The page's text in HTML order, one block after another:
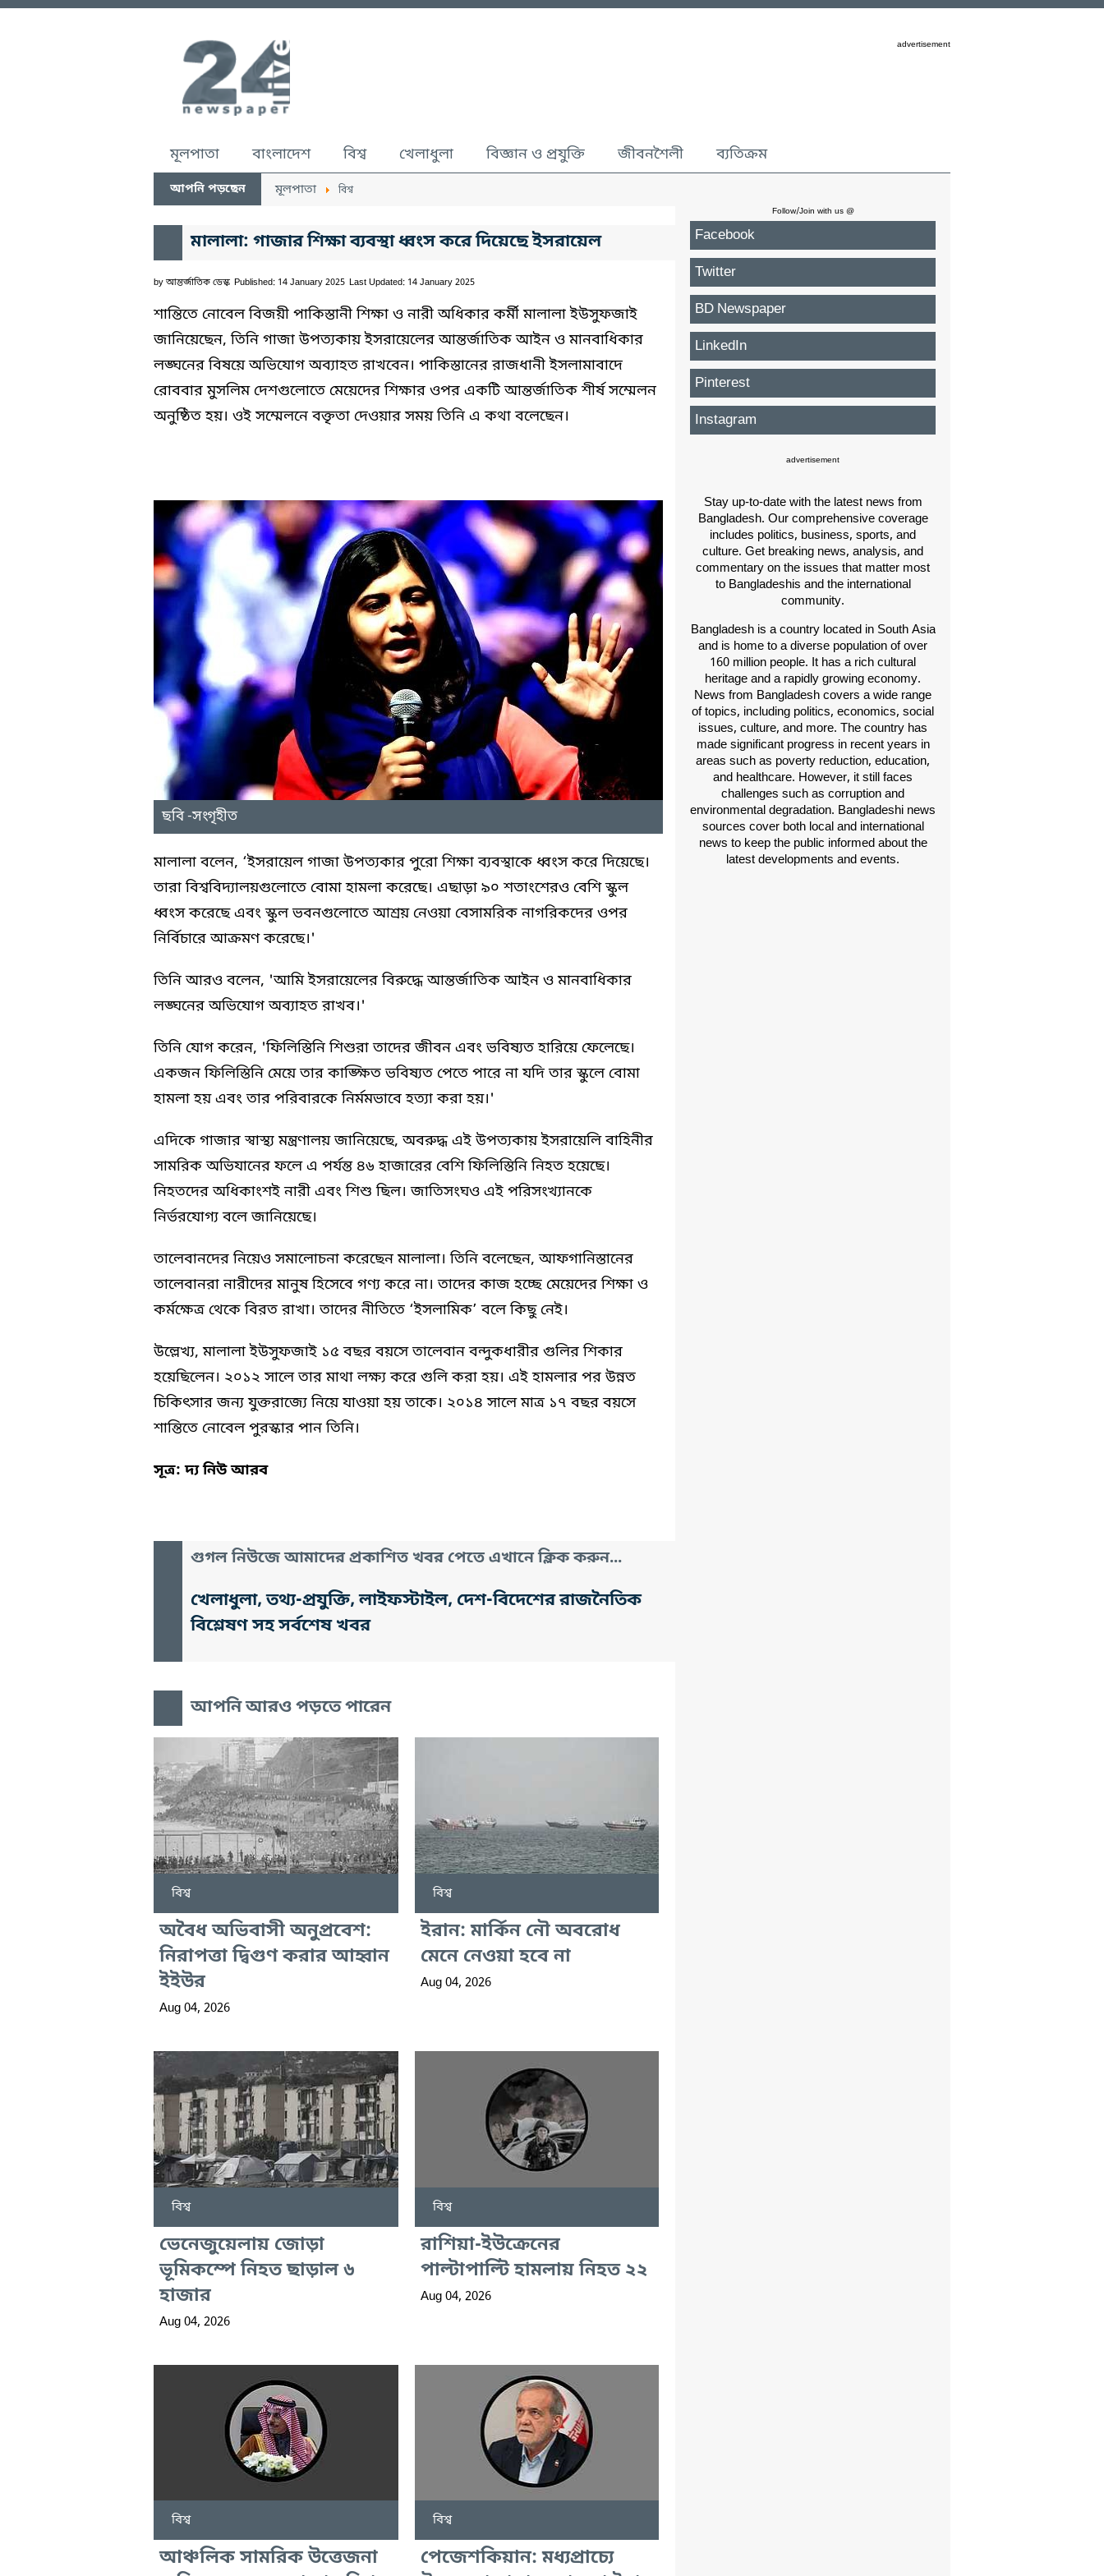
advertisement
মূলপাতা বাংলাদেশ বিশ্ব খেলাধুলা বিজ্ঞান ও প্রযুক্তি জীবনশৈলী ব্যতিক্রম
আপনি পড়ছেন মূলপাতা বিশ্ব
মালালা: গাজার শিক্ষা ব্যবস্থা ধ্বংস করে দিয়েছে ইসরায়েল
by আন্তর্জাতিক ডেস্ক Published: 14 January 2025 Last Updated: 14 January 2025
শান্তিতে নোবেল বিজয়ী পাকিস্তানী শিক্ষা ও নারী অধিকার কর্মী মালালা ইউসুফজাই
জানিয়েছেন, তিনি গাজা উপত্যকায় ইসরায়েলের আন্তর্জাতিক আইন ও মানবাধিকার
লঙ্ঘনের বিষয়ে অভিযোগ অব্যাহত রাখবেন। পাকিস্তানের রাজধানী ইসলামাবাদে
রোববার মুসলিম দেশগুলোতে মেয়েদের শিক্ষার ওপর একটি আন্তর্জাতিক শীর্ষ সম্মেলন
অনুষ্ঠিত হয়। ওই সম্মেলনে বক্তৃতা দেওয়ার সময় তিনি এ কথা বলেছেন।
ছবি -সংগৃহীত
মালালা বলেন, ‘ইসরায়েল গাজা উপত্যকার পুরো শিক্ষা ব্যবস্থাকে ধ্বংস করে দিয়েছে।
তারা বিশ্ববিদ্যালয়গুলোতে বোমা হামলা করেছে। এছাড়া ৯০ শতাংশেরও বেশি স্কুল
ধ্বংস করেছে এবং স্কুল ভবনগুলোতে আশ্রয় নেওয়া বেসামরিক নাগরিকদের ওপর
নির্বিচারে আক্রমণ করেছে।'
তিনি আরও বলেন, 'আমি ইসরায়েলের বিরুদ্ধে আন্তর্জাতিক আইন ও মানবাধিকার
লঙ্ঘনের অভিযোগ অব্যাহত রাখব।'
তিনি যোগ করেন, 'ফিলিস্তিনি শিশুরা তাদের জীবন এবং ভবিষ্যত হারিয়ে ফেলেছে।
একজন ফিলিস্তিনি মেয়ে তার কাঙ্ক্ষিত ভবিষ্যত পেতে পারে না যদি তার স্কুলে বোমা
হামলা হয় এবং তার পরিবারকে নির্মমভাবে হত্যা করা হয়।'
এদিকে গাজার স্বাস্থ্য মন্ত্রণালয় জানিয়েছে, অবরুদ্ধ এই উপত্যকায় ইসরায়েলি বাহিনীর
সামরিক অভিযানের ফলে এ পর্যন্ত ৪৬ হাজারের বেশি ফিলিস্তিনি নিহত হয়েছে।
নিহতদের অধিকাংশই নারী এবং শিশু ছিল। জাতিসংঘও এই পরিসংখ্যানকে
নির্ভরযোগ্য বলে জানিয়েছে।
তালেবানদের নিয়েও সমালোচনা করেছেন মালালা। তিনি বলেছেন, আফগানিস্তানের
তালেবানরা নারীদের মানুষ হিসেবে গণ্য করে না। তাদের কাজ হচ্ছে মেয়েদের শিক্ষা ও
কর্মক্ষেত্র থেকে বিরত রাখা। তাদের নীতিতে ‘ইসলামিক’ বলে কিছু নেই।
উল্লেখ্য, মালালা ইউসুফজাই ১৫ বছর বয়সে তালেবান বন্দুকধারীর গুলির শিকার
হয়েছিলেন। ২০১২ সালে তার মাথা লক্ষ্য করে গুলি করা হয়। এই হামলার পর উন্নত
চিকিৎসার জন্য যুক্তরাজ্যে নিয়ে যাওয়া হয় তাকে। ২০১৪ সালে মাত্র ১৭ বছর বয়সে
শান্তিতে নোবেল পুরস্কার পান তিনি।
সূত্র: দ্য নিউ আরব
গুগল নিউজে আমাদের প্রকাশিত খবর পেতে এখানে ক্লিক করুন...
খেলাধুলা, তথ্য-প্রযুক্তি, লাইফস্টাইল, দেশ-বিদেশের রাজনৈতিক
বিশ্লেষণ সহ সর্বশেষ খবর
আপনি আরও পড়তে পারেন
বিশ্ব
অবৈধ অভিবাসী অনুপ্রবেশ:
নিরাপত্তা দ্বিগুণ করার আহ্বান
ইইউর
Aug 04, 2026
বিশ্ব
ইরান: মার্কিন নৌ অবরোধ
মেনে নেওয়া হবে না
Aug 04, 2026
বিশ্ব
ভেনেজুয়েলায় জোড়া
ভূমিকম্পে নিহত ছাড়াল ৬
হাজার
Aug 04, 2026
বিশ্ব
রাশিয়া-ইউক্রেনের
পাল্টাপাল্টি হামলায় নিহত ২২
Aug 04, 2026
বিশ্ব
আঞ্চলিক সামরিক উত্তেজনা
বিশ্ব
পেজেশকিয়ান: মধ্যপ্রাচ্যে
Follow/Join with us @
Facebook
Twitter
BD Newspaper
LinkedIn
Pinterest
Instagram
advertisement
Stay up-to-date with the latest news from
Bangladesh. Our comprehensive coverage
includes politics, business, sports, and
culture. Get breaking news, analysis, and
commentary on the issues that matter most
to Bangladeshis and the international
community.
Bangladesh is a country located in South Asia
and is home to a diverse population of over
160 million people. It has a rich cultural
heritage and a rapidly growing economy.
News from Bangladesh covers a wide range
of topics, including politics, economics, social
issues, culture, and more. The country has
made significant progress in recent years in
areas such as poverty reduction, education,
and healthcare. However, it still faces
challenges such as corruption and
environmental degradation. Bangladeshi news
sources cover both local and international
news to keep the public informed about the
latest developments and events.